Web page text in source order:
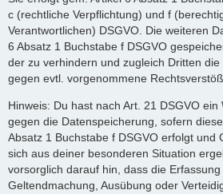
c (rechtliche Verpflichtung) und f
Verantwortlichen) DSGVO. Die weiteren
6 Absatz 1 Buchstabe f DSGVO
der zu verhindern und zugleich Dritten die
gegen evtl. vorgenommene
Hinweis: Du hast nach Art. 21 DSGVO
gegen die Datenspeicherung, sofern
Absatz 1 Buchstabe f DSGVO erfolgt und
sich aus deiner besonderen Situation
vorsorglich darauf hin, dass die
Geltendmachung, Ausübung oder